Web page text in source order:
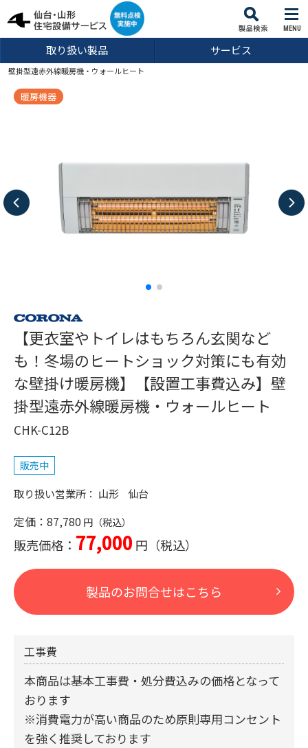
MENU
取り扱い製品 サービス
壁掛型遠赤外線暖房機・ウォールヒート
暖房機器
【更衣室やトイレはもちろん玄関など
も！冬場のヒートショック対策にも有効
な壁掛け暖房機】【設置工事費込み】壁
掛型遠赤外線暖房機・ウォールヒート
CHK-C12B
販売中
山形 仙台
定価：87,780
販売価格： 77,000
製品のお問合せはこちら
工事費
本商品は基本工事費・処分費込みの価格となって
おります
※消費電力が高い商品のため原則専用コンセント
を強く推奨しております